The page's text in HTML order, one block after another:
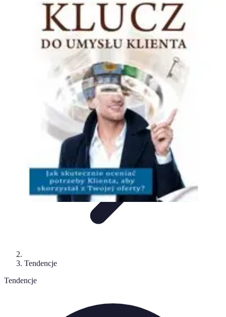
Oferty Wyjazdowe
Zdrowe wakacjeRodzinne Wakacje Aktywne WakacjeRodzinne
Wakacyjne Kierunki
Oferty Wyjazdowe
Tendencje
Tendencje